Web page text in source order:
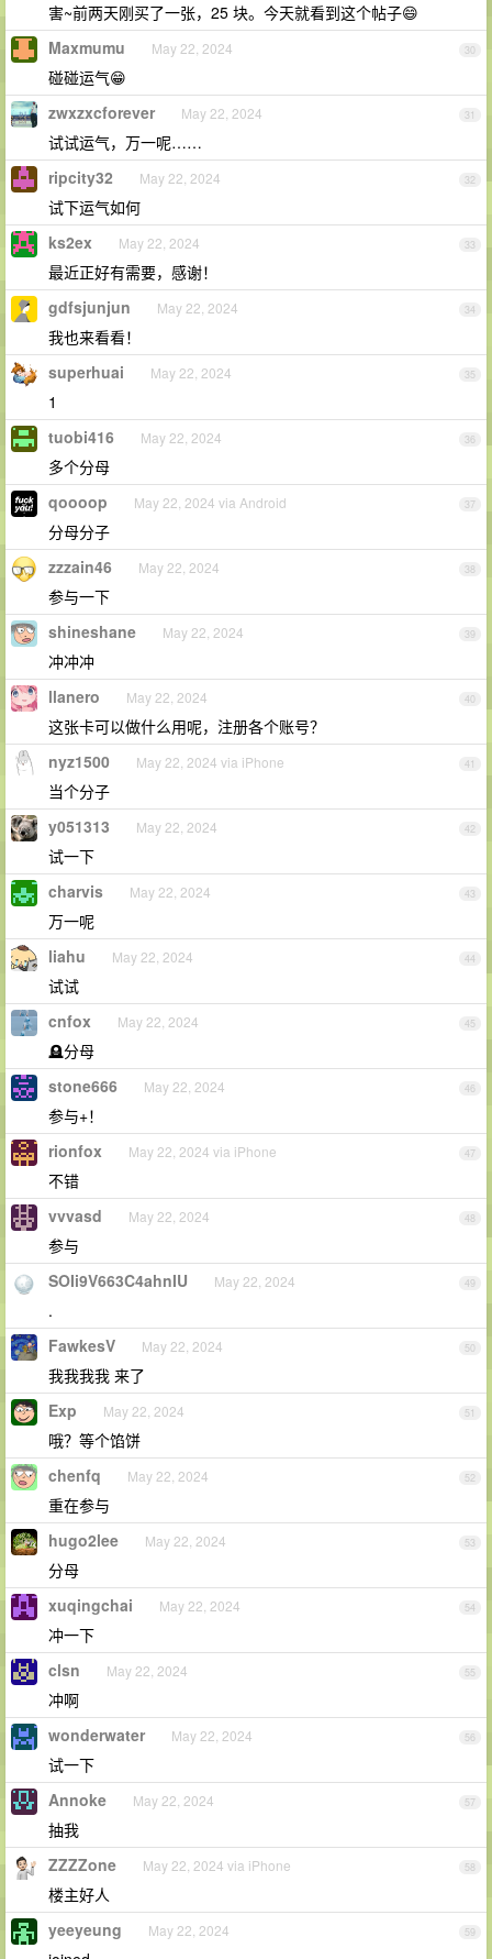
害~前两天刚买了一张，25 块。今天就看到这个帖子😄
30
Maxmumu May 22, 2024
碰碰运气😁
31
zwxzxcforever May 22, 2024
试试运气，万一呢……
32
ripcity32 May 22, 2024
试下运气如何
33
ks2ex May 22, 2024
最近正好有需要，感谢！
34
gdfsjunjun May 22, 2024
我也来看看！
35
superhuai May 22, 2024
1
36
tuobi416 May 22, 2024
多个分母
37
qoooop May 22, 2024 via Android
分母分子
38
zzzain46 May 22, 2024
参与一下
39
shineshane May 22, 2024
冲冲冲
40
llanero May 22, 2024
这张卡可以做什么用呢，注册各个账号？
41
nyz1500 May 22, 2024 via iPhone
当个分子
42
y051313 May 22, 2024
试一下
43
charvis May 22, 2024
万一呢
44
liahu May 22, 2024
试试
45
cnfox May 22, 2024
🪦分母
46
stone666 May 22, 2024
参与+！
47
rionfox May 22, 2024 via iPhone
不错
48
vvvasd May 22, 2024
参与
49
SOIi9V663C4ahnIU May 22, 2024
.
50
FawkesV May 22, 2024
我我我我 来了
51
Exp May 22, 2024
哦？等个馅饼
52
chenfq May 22, 2024
重在参与
53
hugo2lee May 22, 2024
分母
54
xuqingchai May 22, 2024
冲一下
55
clsn May 22, 2024
冲啊
56
wonderwater May 22, 2024
试一下
57
Annoke May 22, 2024
抽我
58
ZZZZone May 22, 2024 via iPhone
楼主好人
59
yeeyeung May 22, 2024